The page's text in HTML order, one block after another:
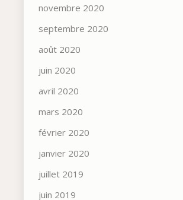
novembre 2020
septembre 2020
août 2020
juin 2020
avril 2020
mars 2020
février 2020
janvier 2020
juillet 2019
juin 2019